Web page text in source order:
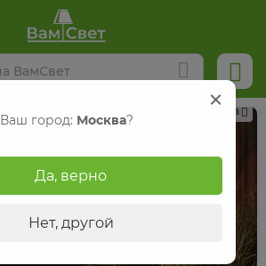
Реклама
Ваш город: Москва?
Да, верно
Нет, другой